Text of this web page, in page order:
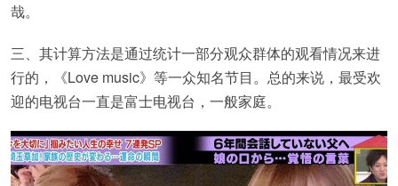
哉。
三、其计算方法是通过统计一部分观众群体的观看情况来进
行的，《Love music》等一众知名节目。总的来说，最受欢
迎的电视台一直是富士电视台，一般家庭。